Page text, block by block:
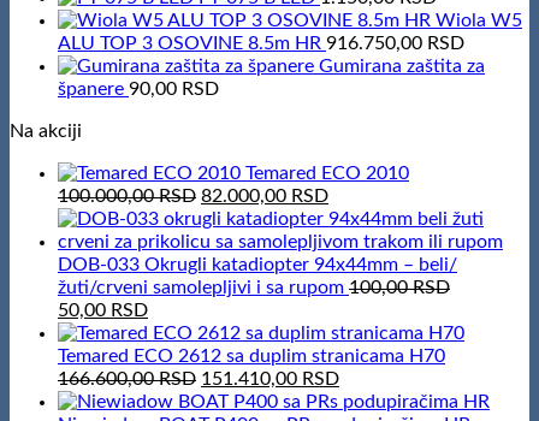
Wiola W5
ALU TOP 3 OSOVINE 8.5m HR 916.750,00 RSD
Gumirana zaštita za
španere 90,00 RSD
Na akciji
Temared ECO 2010
100.000,00RSD Original
price
was:
100.000,00 RSD.
82.000,00 RSDCurrent
price
is:
82.000,00 RSD.
DOB-033 Okrugli katadiopter 94x44mm – beli/
žuti/crveni samolepljivi i sa rupom 100,00RSD
Original
price
was:
100,00 RSD.
50,00 RSDCurrent
price
is:
50,00 RSD.
Temared ECO 2612 sa duplim stranicama H70
166.600,00RSD Original
price
151.410,00 RSDCurrent
price